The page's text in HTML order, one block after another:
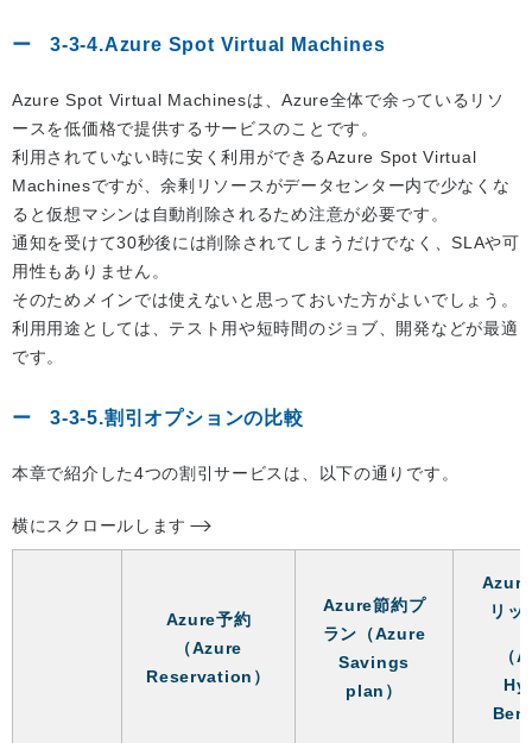
3-3-4.Azure Spot Virtual Machines
Azure Spot Virtual Machinesは、Azure全体で余っているリソ
ースを低価格で提供するサービスのことです。
利用されていない時に安く利用ができるAzure Spot Virtual
Machinesですが、余剰リソースがデータセンター内で少なくな
ると仮想マシンは自動削除されるため注意が必要です。
通知を受けて30秒後には削除されてしまうだけでなく、SLAや可
用性もありません。
そのためメインでは使えないと思っておいた方がよいでしょう。
利用用途としては、テスト用や短時間のジョブ、開発などが最適
です。
3-3-5.割引オプションの比較
本章で紹介した4つの割引サービスは、以下の通りです。
横にスクロールします
Azure予約
（Azure
Reservation）
Azure節約プ
ラン（Azure
Savings
plan）
リッ
（